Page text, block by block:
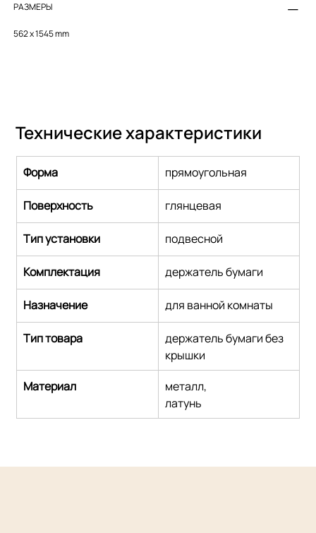
РАЗМЕРЫ
562 x 1545 mm
Технические характеристики
Форма прямоугольная
Поверхность глянцевая
Тип установки подвесной
Комплектация держатель бумаги
Назначение для ванной комнаты
Тип товара
держатель бумаги без
крышки
Материал
металл,
латунь